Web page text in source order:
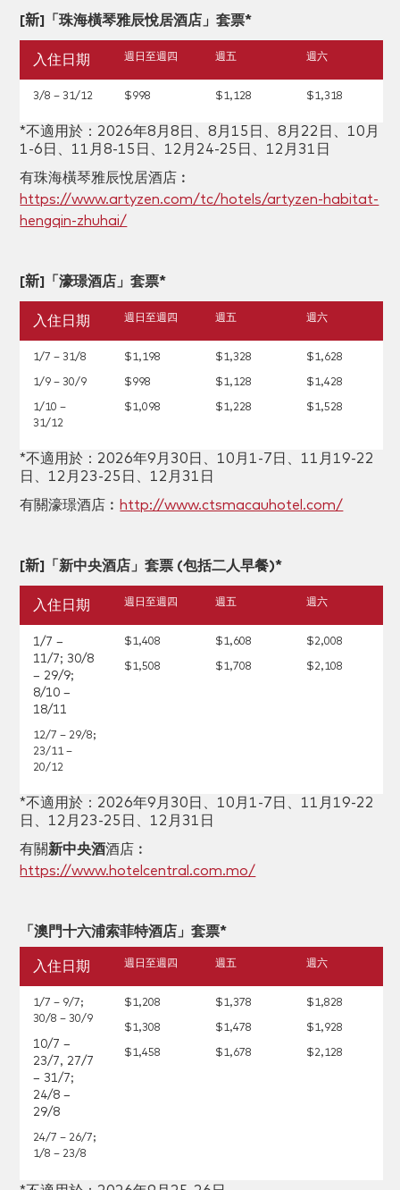
[新]「珠海橫琴雅辰悅居酒店」套票*
入住日期 週日至週四 週五 週六
3/8 – 31/12 $998 $1,128 $1,318
*不適用於：2026年8月8日、8月15日、8月22日、10月
1-6日、11月8-15日、12月24-25日、12月31日
有珠海橫琴雅辰悅居酒店︰
https://www.artyzen.com/tc/hotels/artyzen-habitat-
hengqin-zhuhai/
[新]「濠璟酒店」套票*
入住日期 週日至週四 週五 週六
1/7 – 31/8
1/9 – 30/9
1/10 –
31/12
$1,198
$998
$1,098
$1,328
$1,128
$1,228
$1,628
$1,428
$1,528
*不適用於： 2026年9月30日、10月1-7日、11月19-22
日、12月23-25日、12月31日
有關濠璟酒店︰ http://www.ctsmacauhotel.com/
[新]「新中央酒店」套票 (包括二人早餐)*
入住日期 週日至週四 週五 週六
1/7 –
11/7; 30/8
– 29/9;
8/10 –
18/11
12/7 – 29/8;
23/11 –
20/12
$1,408
$1,508
$1,608
$1,708
$2,008
$2,108
*不適用於：2026年9月30日、10月1-7日、11月19-22
日、12月23-25日、12月31日
有關新中央酒酒店︰
https://www.hotelcentral.com.mo/
「澳門十六浦索菲特酒店」套票*
入住日期 週日至週四 週五 週六
1/7 – 9/7;
30/8 – 30/9
10/7 –
23/7, 27/7
– 31/7;
24/8 –
29/8
24/7 – 26/7;
1/8 – 23/8
$1,208
$1,308
$1,458
$1,378
$1,478
$1,678
$1,828
$1,928
$2,128